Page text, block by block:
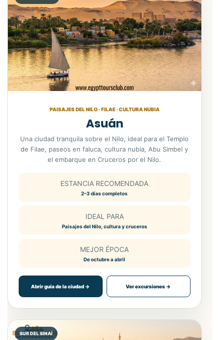
PAISAJES DEL NILO · FILAE · CULTURA NUBIA
Asuán
Una ciudad tranquila sobre el Nilo, ideal para el Templo
de Filae, paseos en faluca, cultura nubia, Abu Simbel y
el embarque en Cruceros por el Nilo.
ESTANCIA RECOMENDADA
2–3 días completos
IDEAL PARA
Paisajes del Nilo, cultura y cruceros
MEJOR ÉPOCA
De octubre a abril
Abrir guía de la ciudad → Ver excursiones →
SUR DEL SINAÍ